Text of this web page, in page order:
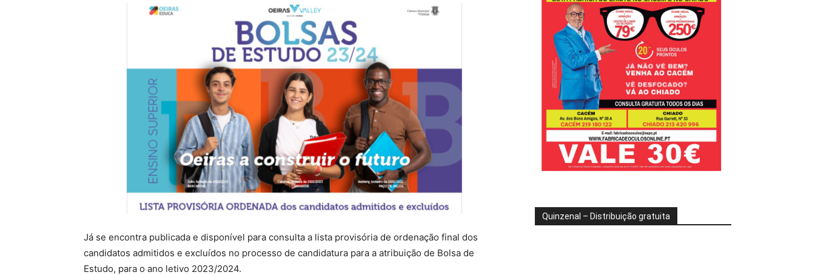
Já se encontra publicada e disponível para consulta a lista provisória de ordenação final dos
candidatos admitidos e excluídos no processo de candidatura para a atribuição de Bolsa de
Estudo, para o ano letivo 2023/2024.
Quinzenal – Distribuição gratuita